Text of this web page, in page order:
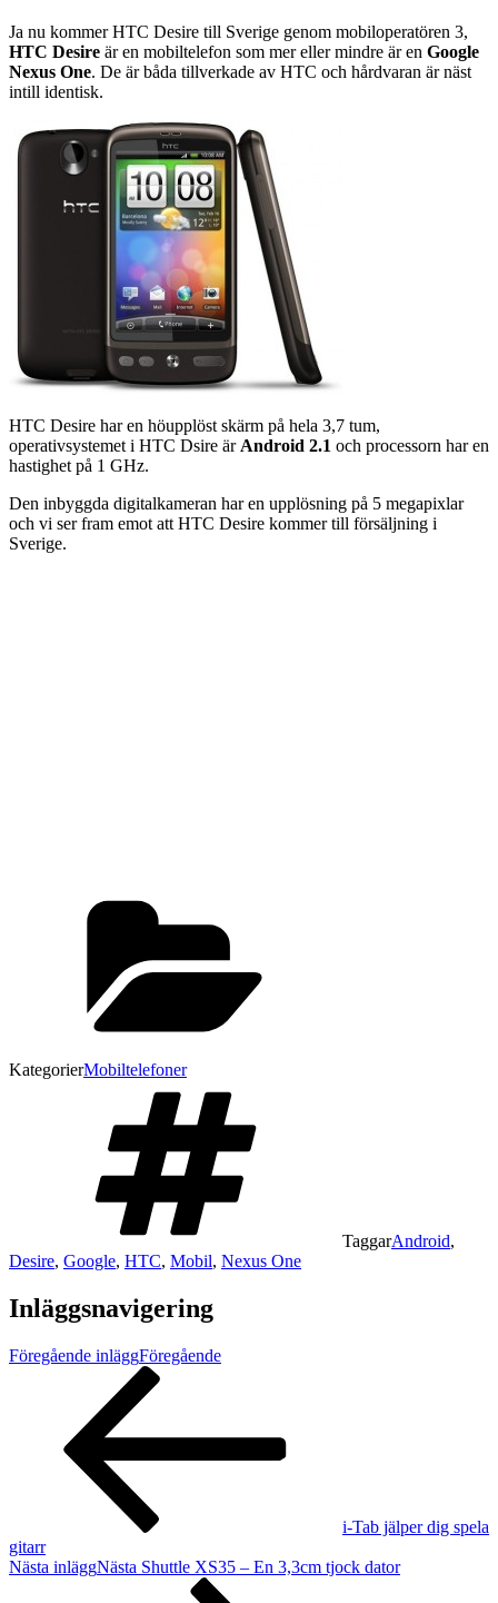
Ja nu kommer HTC Desire till Sverige genom mobiloperatören 3,
HTC Desire är en mobiltelefon som mer eller mindre är en Google
Nexus One. De är båda tillverkade av HTC och hårdvaran är näst
intill identisk.
HTC Desire har en höupplöst skärm på hela 3,7 tum,
operativsystemet i HTC Dsire är Android 2.1 och processorn har en
hastighet på 1 GHz.
Den inbyggda digitalkameran har en upplösning på 5 megapixlar
och vi ser fram emot att HTC Desire kommer till försäljning i
Sverige.
KategorierMobiltelefoner
TaggarAndroid,
Desire, Google, HTC, Mobil, Nexus One
Inläggsnavigering
Föregående inläggFöregående
i-Tab jälper dig spela
gitarr
Nästa inläggNästa Shuttle XS35 – En 3,3cm tjock dator